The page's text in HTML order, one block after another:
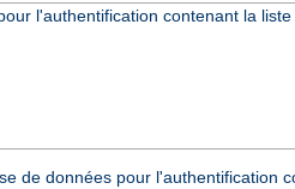
l'authentification contenant la
de données pour l'authentification